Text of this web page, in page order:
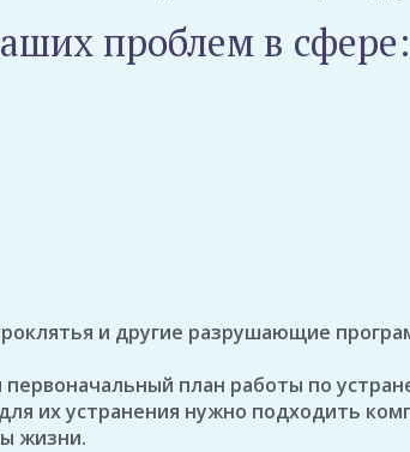
проблем в сфере:
и другие разрушающие
первоначальный план работы по
их устранения нужно подходить
жизни.